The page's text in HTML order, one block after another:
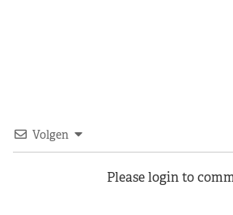
Volgen
Please login to